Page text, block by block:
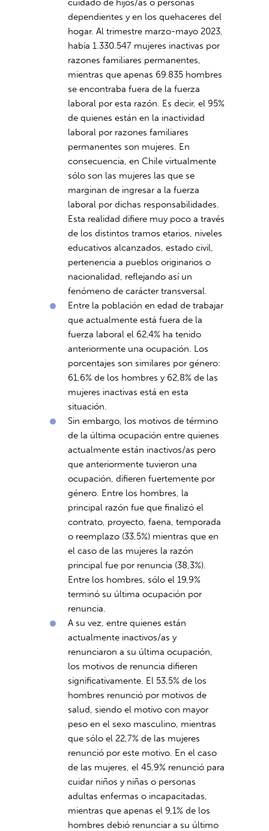
cuidado de hijos/as o personas
dependientes y en los quehaceres del
hogar. Al trimestre marzo-mayo 2023,
había 1.330.547 mujeres inactivas por
razones familiares permanentes,
mientras que apenas 69.835 hombres
se encontraba fuera de la fuerza
laboral por esta razón. Es decir, el 95%
de quienes están en la inactividad
laboral por razones familiares
permanentes son mujeres. En
consecuencia, en Chile virtualmente
sólo son las mujeres las que se
marginan de ingresar a la fuerza
laboral por dichas responsabilidades.
Esta realidad difiere muy poco a través
de los distintos tramos etarios, niveles
educativos alcanzados, estado civil,
pertenencia a pueblos originarios o
nacionalidad, reflejando así un
fenómeno de carácter transversal.
Entre la población en edad de trabajar
que actualmente está fuera de la
fuerza laboral el 62,4% ha tenido
anteriormente una ocupación. Los
porcentajes son similares por género:
61,6% de los hombres y 62,8% de las
mujeres inactivas está en esta
situación.
Sin embargo, los motivos de término
de la última ocupación entre quienes
actualmente están inactivos/as pero
que anteriormente tuvieron una
ocupación, difieren fuertemente por
género. Entre los hombres, la
principal razón fue que finalizó el
contrato, proyecto, faena, temporada
o reemplazo (33,5%) mientras que en
el caso de las mujeres la razón
principal fue por renuncia (38,3%).
Entre los hombres, sólo el 19,9%
terminó su última ocupación por
renuncia.
A su vez, entre quienes están
actualmente inactivos/as y
renunciaron a su última ocupación,
los motivos de renuncia difieren
significativamente. El 53,5% de los
hombres renunció por motivos de
salud, siendo el motivo con mayor
peso en el sexo masculino, mientras
que sólo el 22,7% de las mujeres
renunció por este motivo. En el caso
de las mujeres, el 45,9% renunció para
cuidar niños y niñas o personas
adultas enfermas o incapacitadas,
mientras que apenas el 9,1% de los
hombres debió renunciar a su último